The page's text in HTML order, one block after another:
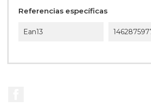
Referencias específicas
Ean13